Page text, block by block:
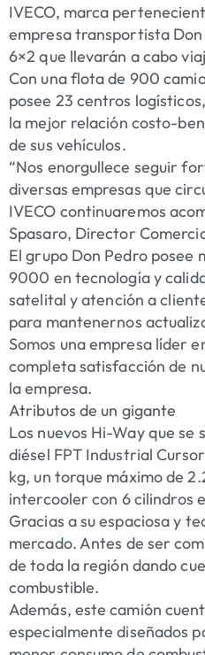
IVECO, marca
empresa transportista
6×2 que llevarán a cabo
Con una flota de 900
posee 23 centros
la mejor relación costo-
de sus vehículos.
“Nos enorgullece seguir
diversas empresas que
IVECO continuaremos
Spasaro, Director
El grupo Don Pedro posee
9000 en tecnología y
satelital y atención a
para mantenernos
Somos una empresa líder
completa satisfacción de
la empresa.
Atributos de un gigante
Los nuevos Hi-Way que
diésel FPT Industrial
kg, un torque máximo de
intercooler con 6 cilindros
Gracias a su espaciosa y
mercado. Antes de ser
de toda la región dando
combustible.
Además, este camión
especialmente diseñados